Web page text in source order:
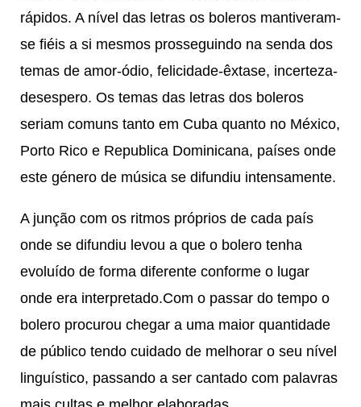
rápidos. A nível das letras os boleros mantiveram-
se fiéis a si mesmos prosseguindo na senda dos
temas de amor-ódio, felicidade-êxtase, incerteza-
desespero. Os temas das letras dos boleros
seriam comuns tanto em Cuba quanto no México,
Porto Rico e Republica Dominicana, países onde
este género de música se difundiu intensamente.
A junção com os ritmos próprios de cada país
onde se difundiu levou a que o bolero tenha
evoluído de forma diferente conforme o lugar
onde era interpretado.Com o passar do tempo o
bolero procurou chegar a uma maior quantidade
de público tendo cuidado de melhorar o seu nível
linguístico, passando a ser cantado com palavras